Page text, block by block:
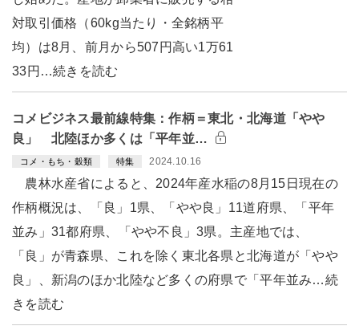
対取引価格（60kg当たり・全銘柄平
均）は8月、前月から507円高い1万61
33円…続きを読む
コメビジネス最前線特集：作柄＝東北・北海道「やや
良」 北陸ほか多くは「平年並…
コメ・もち・穀類 特集 2024.10.16
農林水産省によると、2024年産水稲の8月15日現在の
作柄概況は、「良」1県、「やや良」11道府県、「平年
並み」31都府県、「やや不良」3県。主産地では、
「良」が青森県、これを除く東北各県と北海道が「やや
良」、新潟のほか北陸など多くの府県で「平年並み…続
きを読む